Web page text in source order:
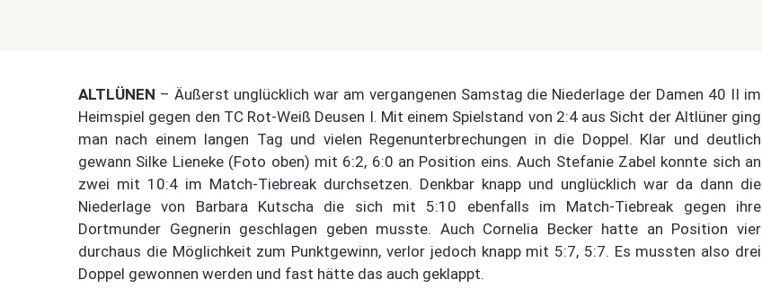
ALTLÜNEN – Äußerst unglücklich war am vergangenen Samstag die Niederlage der Damen 40 II im
Heimspiel gegen den TC Rot-Weiß Deusen I. Mit einem Spielstand von 2:4 aus Sicht der Altlüner ging
man nach einem langen Tag und vielen Regenunterbrechungen in die Doppel. Klar und deutlich
gewann Silke Lieneke (Foto oben) mit 6:2, 6:0 an Position eins. Auch Stefanie Zabel konnte sich an
zwei mit 10:4 im Match-Tiebreak durchsetzen. Denkbar knapp und unglücklich war da dann die
Niederlage von Barbara Kutscha die sich mit 5:10 ebenfalls im Match-Tiebreak gegen ihre
Dortmunder Gegnerin geschlagen geben musste. Auch Cornelia Becker hatte an Position vier
durchaus die Möglichkeit zum Punktgewinn, verlor jedoch knapp mit 5:7, 5:7. Es mussten also drei
Doppel gewonnen werden und fast hätte das auch geklappt.